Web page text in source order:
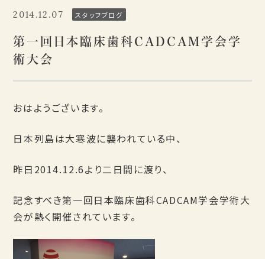
2014.12.07 スタッフブログ
第一回日本臨床歯科CADCAM学会学
術大会
おはようございます。
日本列島は大寒波に襲われている中、
昨日2014.12.6より二日間に渡り、
記念すべき第一回日本臨床歯科CADCAM学会学術大
会が熱く開催されています。